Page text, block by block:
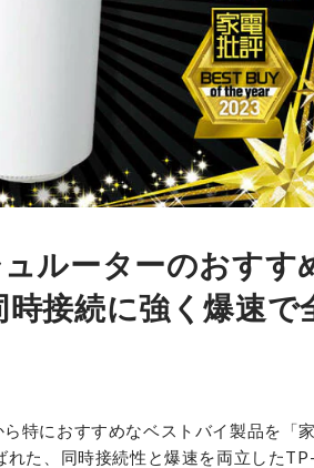
ルーターのおすす
接続に強く爆速で
特におすすめなベストバイ製品を「
た、同時接続性と爆速を両立した